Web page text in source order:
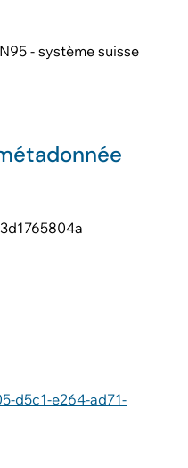
- système suisse
d5c1-e264-ad71-